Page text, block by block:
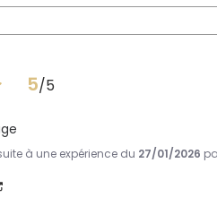
5/5
à une expérience du 27/01/2026